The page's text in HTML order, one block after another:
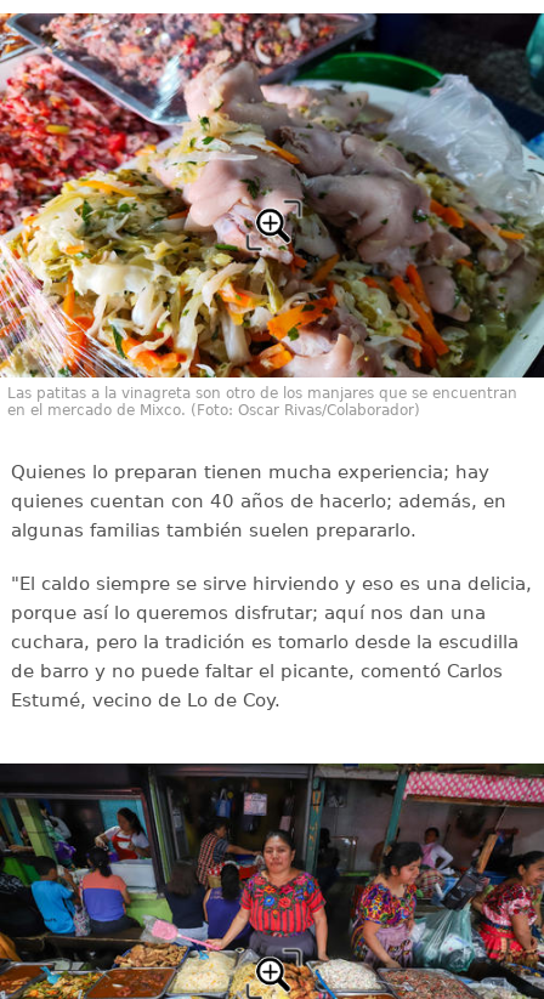
Las patitas a la vinagreta son otro de los manjares que se encuentran
en el mercado de Mixco. (Foto: Oscar Rivas/Colaborador)
Quienes lo preparan tienen mucha experiencia; hay
quienes cuentan con 40 años de hacerlo; además, en
algunas familias también suelen prepararlo.
"El caldo siempre se sirve hirviendo y eso es una delicia,
porque así lo queremos disfrutar; aquí nos dan una
cuchara, pero la tradición es tomarlo desde la escudilla
de barro y no puede faltar el picante, comentó Carlos
Estumé, vecino de Lo de Coy.